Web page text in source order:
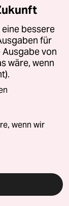
eine bessere
für
von
wäre, wenn
wenn wir